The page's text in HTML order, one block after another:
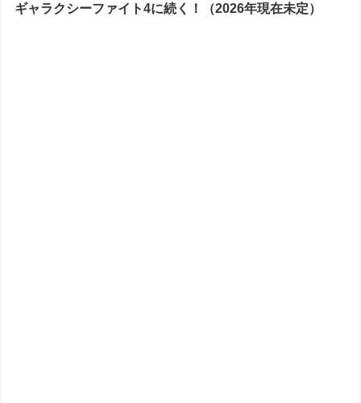
ギャラクシーファイト4に続く！（2026年現在未定）